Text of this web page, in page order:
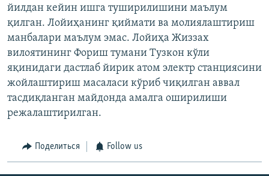
йилдан кейин ишга туширилишини маълум
қилган. Лойиҳанинг қиймати ва молиялаштириш
манбалари маълум эмас. Лойиҳа Жиззах
вилоятининг Фориш тумани Тузкон кўли
яқинидаги дастлаб йирик атом электр станциясини
жойлаштириш масаласи кўриб чиқилган аввал
тасдиқланган майдонда амалга оширилиши
режалаштирилган.
Поделиться Follow us